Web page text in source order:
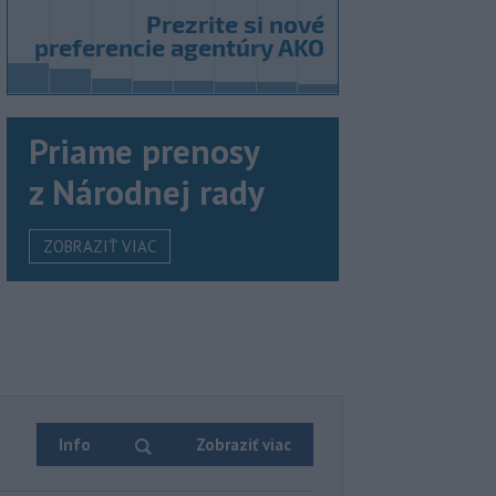
Priame prenosy
z Národnej rady
ZOBRAZIŤ VIAC
Info Zobraziť viac